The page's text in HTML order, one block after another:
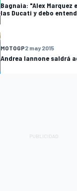
Bagnaia: "Alex Marquez
las Ducati y debo
MOTOGP2 may 2015
Andrea Iannone saldrá